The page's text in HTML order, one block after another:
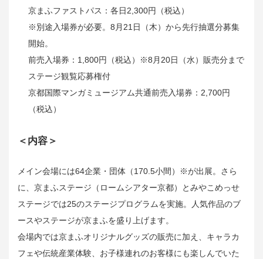
京まふファストパス：各日2,300円（税込）
※別途入場券が必要。8月21日（木）から先行抽選分募集
開始。
前売入場券：1,800円（税込）※8月20日（水）販売分まで
ステージ観覧応募権付
京都国際マンガミュージアム共通前売入場券：2,700円
（税込）
＜内容＞
メイン会場には64企業・団体（170.5小間）※が出展。さら
に、京まふステージ（ロームシアター京都）とみやこめっせ
ステージでは25のステージプログラムを実施。人気作品のブ
ースやステージが京まふを盛り上げます。
会場内では京まふオリジナルグッズの販売に加え、キャラカ
フェや伝統産業体験、お子様連れのお客様にも楽しんでいた